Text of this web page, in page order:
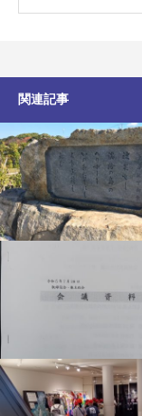
関連記事